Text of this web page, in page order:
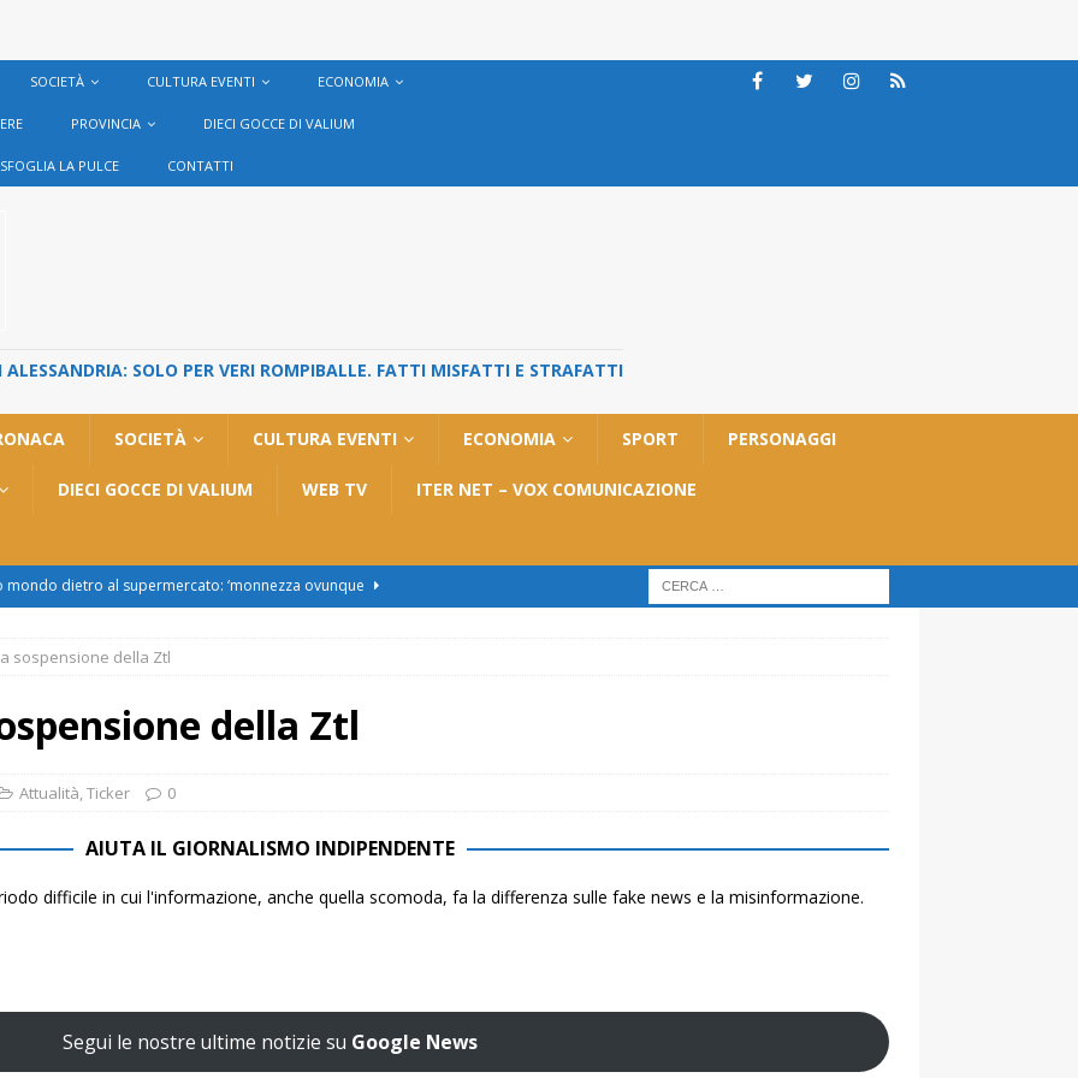
SOCIETÀ CULTURA EVENTI ECONOMIA
PROVINCIA DIECI GOCCE DI VALIUM
SFOGLIA LA PULCE CONTATTI
SOLO PER VERI ROMPIBALLE. FATTI MISFATTI E STRAFATTI
SOCIETÀ CULTURA EVENTI ECONOMIA SPORT PERSONAGGI
DIECI GOCCE DI VALIUM WEB TV ITER NET – VOX COMUNICAZIONE
mondo dietro al supermercato: ‘monnezza ovunque
2, Roggero (Lega): “Il Comune sapeva da novembre, non ci
al Cristo: la Linea 2 trasloca in Corso Marx. Insorgono i
firme”
ATTUALITÀ
il sindaco esplode: “Comunicazione vergognosa,
sospensione della Ztl
della Ztl
Attualità,Ticker 0
AIUTA IL GIORNALISMO INDIPENDENTE
difficile in cui l'informazione, anche quella scomoda, fa la differenza sulle fake news e la misinformazione.
Segui le nostre ultime notizie su Google News